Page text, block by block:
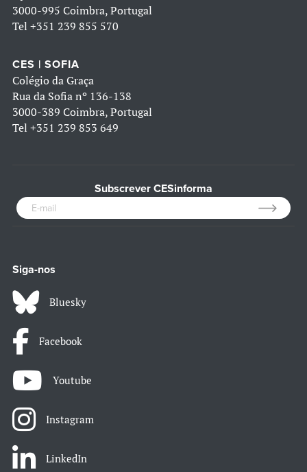
3000-995 Coimbra, Portugal
Tel +351 239 855 570
CES | SOFIA
Colégio da Graça
Rua da Sofia nº 136-138
3000-389 Coimbra, Portugal
Tel +351 239 853 649
Subscrever CESinforma
Siga-nos
Bluesky
Facebook
Youtube
Instagram
LinkedIn